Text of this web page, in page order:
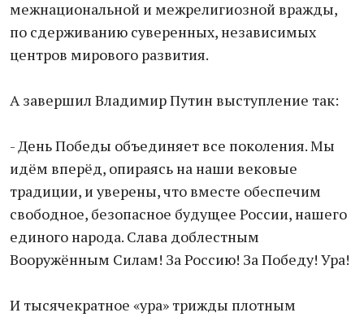
межнациональной и межрелигиозной вражды,
по сдерживанию суверенных, независимых
центров мирового развития.
А завершил Владимир Путин выступление так:
- День Победы объединяет все поколения. Мы
идём вперёд, опираясь на наши вековые
традиции, и уверены, что вместе обеспечим
свободное, безопасное будущее России, нашего
единого народа. Слава доблестным
Вооружённым Силам! За Россию! За Победу! Ура!
И тысячекратное «ура» трижды плотным